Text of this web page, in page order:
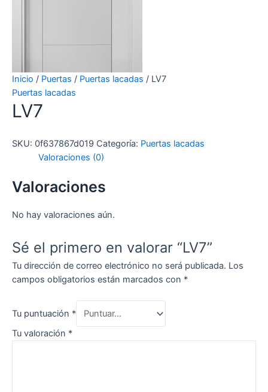
Inicio / Puertas / Puertas lacadas / LV7
Puertas lacadas
LV7
SKU: 0f637867d019 Categoría: Puertas lacadas
Valoraciones (0)
Valoraciones
No hay valoraciones aún.
Sé el primero en valorar “LV7”
Tu dirección de correo electrónico no será publicada. Los
campos obligatorios están marcados con *
Tu puntuación *
Tu valoración *